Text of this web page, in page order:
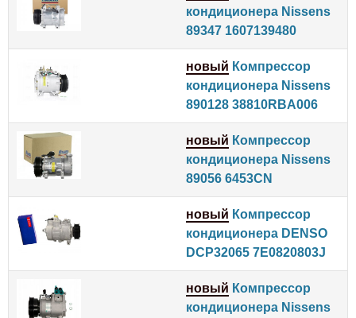
кондиционера Nissens
89347 1607139480
новый Компрессор
кондиционера Nissens
890128 38810RBA006
новый Компрессор
кондиционера Nissens
89056 6453CN
новый Компрессор
кондиционера DENSO
DCP32065 7E0820803J
новый Компрессор
кондиционера Nissens